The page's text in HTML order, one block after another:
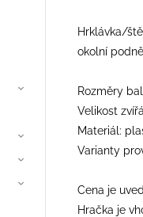
Hrklávka/
okolní
Rozměry
Velikost
Materiál:
Varianty
Cena je
Hračka je